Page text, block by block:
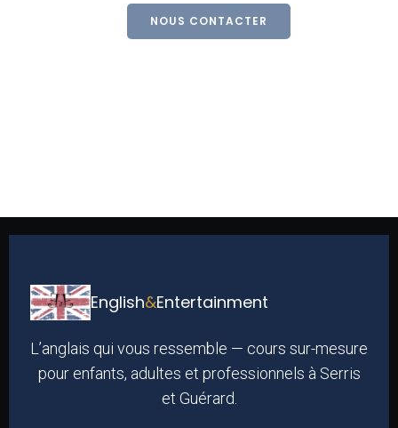
NOUS CONTACTER
English&Entertainment
L’anglais qui vous ressemble — cours sur-mesure
pour enfants, adultes et professionnels à Serris
et Guérard.